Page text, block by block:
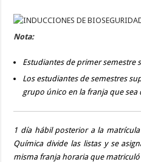
Nota:
Estudiantes de primer semestre
Los estudiantes de semestres
grupo único en la franja que sea
1 día hábil posterior a la
Química divide las listas y se
misma franja horaria que